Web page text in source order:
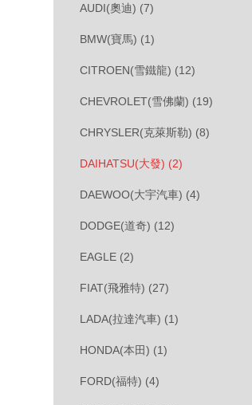
AUDI(奧迪) (7)
BMW(寶馬) (1)
CITROEN(雪鐵龍) (12)
CHEVROLET(雪佛蘭) (19)
CHRYSLER(克萊斯勒) (8)
DAIHATSU(大發) (2)
DAEWOO(大宇汽車) (4)
DODGE(道奇) (12)
EAGLE (2)
FIAT(飛雅特) (27)
LADA(拉達汽車) (1)
HONDA(本田) (1)
FORD(福特) (4)